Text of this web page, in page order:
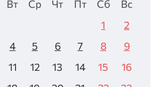
Вт Ср Чт Пт Сб
Вс
1
2
4 5 6 7 8
9
11 12 13 14 15
16